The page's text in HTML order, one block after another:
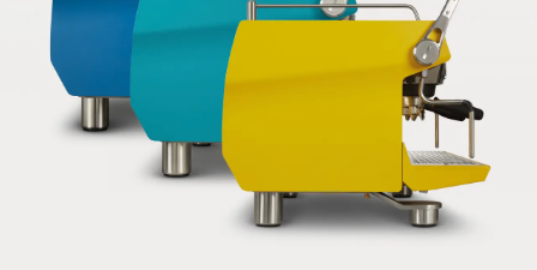
Produtos
Descarregar